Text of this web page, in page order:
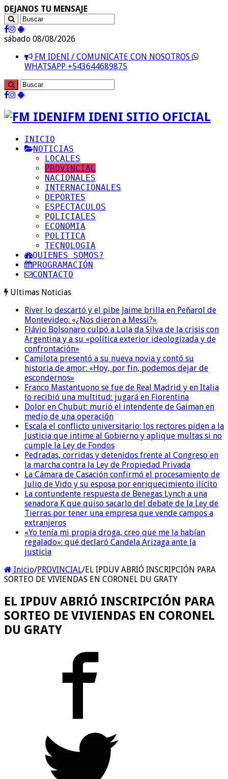
DEJANOS TU MENSAJE
sábado 08/08/2026
FM IDENI / COMUNICATE CON NOSOTROS
WHATSAPP +543644689875
FM IDENI SITIO OFICIAL
INICIO
NOTICIAS
LOCALES
PROVINCIAL
NACIONALES
INTERNACIONALES
DEPORTES
ESPECTACULOS
POLICIALES
ECONOMIA
POLITICA
TECNOLOGIA
QUIENES SOMOS?
PROGRAMACIÓN
CONTACTO
Ultimas Noticias
River lo descartó y el pibe Jaime brilla en Peñarol de
Montevideo: «¿Nos dieron a Messi?»
Flávio Bolsonaro culpó a Lula da Silva de la crisis con
Argentina y a su «política exterior ideologizada y de
confrontación»
Camilota presentó a su nueva novia y contó su
historia de amor: «Hoy, por fin, podemos dejar de
escondernos»
Franco Mastantuono se fue de Real Madrid y en Italia
lo recibió una multitud: jugará en Fiorentina
Dolor en Chubut: murió el intendente de Gaiman en
medio de una operación
Escala el conflicto universitario: los rectores piden a la
Justicia que intime al Gobierno y aplique multas si no
cumple la Ley de Fondos
Pedradas, corridas y detenidos frente al Congreso en
la marcha contra la Ley de Propiedad Privada
La Cámara de Casación confirmó el procesamiento de
Julio de Vido y su esposa por enriquecimiento ilícito
La contundente respuesta de Benegas Lynch a una
senadora K que quiso sacarlo del debate de la Ley de
Tierras por tener una empresa que vende campos a
extranjeros
«Yo tenía mi propia droga, creo que me la habían
regalado»: qué declaró Candela Arizaga ante la
justicia
Inicio/PROVINCIAL/EL IPDUV ABRIÓ INSCRIPCIÓN PARA
SORTEO DE VIVIENDAS EN CORONEL DU GRATY
EL IPDUV ABRIÓ INSCRIPCIÓN PARA
SORTEO DE VIVIENDAS EN CORONEL
DU GRATY